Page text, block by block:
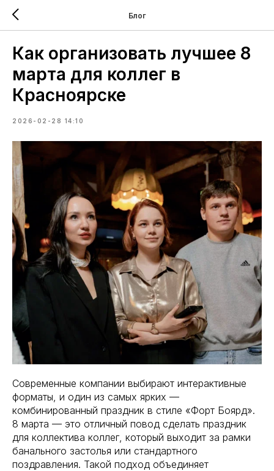
Блог
Как организовать лучшее 8
марта для коллег в
Красноярске
2026-02-28 14:10
Современные компании выбирают интерактивные
форматы, и один из самых ярких —
комбинированный праздник в стиле «Форт Боярд».
8 марта — это отличный повод сделать праздник
для коллектива коллег, который выходит за рамки
банального застолья или стандартного
поздравления. Такой подход объединяет